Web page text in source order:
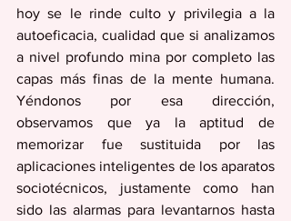
hoy se le rinde culto y privilegia a la
autoeficacia, cualidad que si analizamos
a nivel profundo mina por completo las
capas más finas de la mente humana.
Yéndonos por esa dirección,
observamos que ya la aptitud de
memorizar fue sustituida por las
aplicaciones inteligentes de los aparatos
sociotécnicos, justamente como han
sido las alarmas para levantarnos hasta